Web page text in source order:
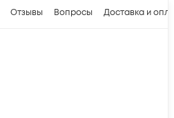
Отзывы Вопросы Доставка и